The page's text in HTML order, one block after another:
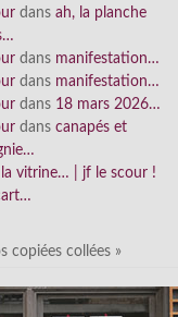
dans ah, la planche
dans manifestation…
dans manifestation…
dans 18 mars 2026…
dans canapés et
vitrine… | jf le scour !
copiées collées »